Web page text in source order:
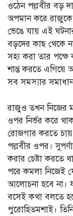
ওঠেন পল্লবীর বড়
অপমান করে রাজুকে
ভেঙে যায় এই
বড়দের কাছ থেকে
সহ্য করা তার পক্ষে
শান্ত করতে এগিয়ে
সব সমস্যার
রাজুও তখন নিজের
ওপর নির্ভর করে
রোজগার করতে
পল্লবীর ওপর।
করার চেষ্টা করতে
পরে কমলা নিজেই
আলোচনা হবে না।
বসেই কথা বলতে
পুরোহিতমশাই।